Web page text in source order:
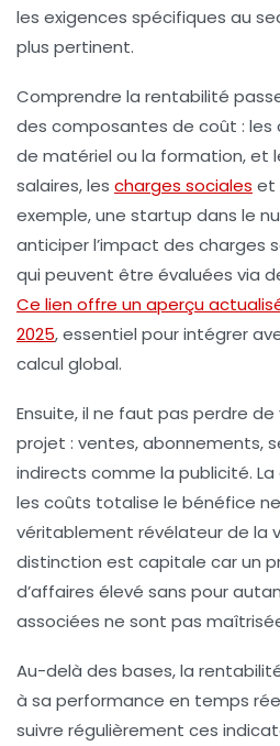
les exigences spécifiques au
plus pertinent.
Comprendre la rentabilité
des composantes de coût : les
de matériel ou la formation, et
salaires, les charges sociales et
exemple, une startup dans le
anticiper l’impact des charges
qui peuvent être évaluées via
Ce lien offre un aperçu
2025, essentiel pour intégrer
calcul global.
Ensuite, il ne faut pas perdre de
projet : ventes, abonnements,
indirects comme la publicité.
les coûts totalise le bénéfice
véritablement révélateur de la
distinction est capitale car un
d’affaires élevé sans pour
associées ne sont pas
Au-delà des bases, la
à sa performance en temps
suivre régulièrement ces